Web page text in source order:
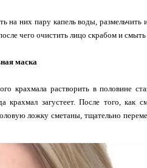
на них пару капель воды,
чего очистить лицо скрабом и
маска
крахмала растворить в половине
крахмал загустеет. После того, как
ложку сметаны, тщательно